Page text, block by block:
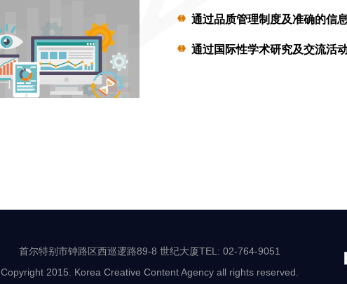
通过品质管理制度及准确的信
通过国际性学术研究及交流活
首尔特别市钟路区西巡逻路89-8 世纪大厦TEL: 02-764-9051
Copyright 2015. Korea Creative Content Agency all rights reserved.